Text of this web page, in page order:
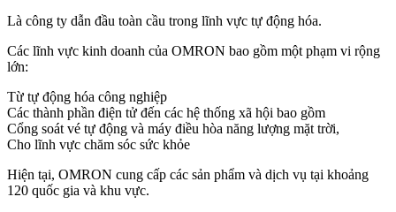
Là công ty dẫn đầu toàn cầu trong lĩnh vực tự động hóa.
Các lĩnh vực kinh doanh của OMRON bao gồm một phạm vi rộng
lớn:
Từ tự động hóa công nghiệp
Các thành phần điện tử đến các hệ thống xã hội bao gồm
Cổng soát vé tự động và máy điều hòa năng lượng mặt trời,
Cho lĩnh vực chăm sóc sức khỏe
Hiện tại, OMRON cung cấp các sản phẩm và dịch vụ tại khoảng
120 quốc gia và khu vực.